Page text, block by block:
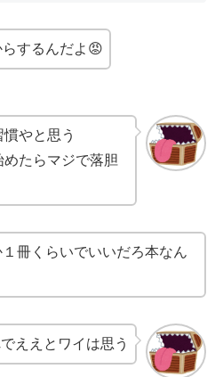
するんだよ😡
やと思う
たらマジで落胆
冊くらいでいいだろ本なん
ええとワイは思う